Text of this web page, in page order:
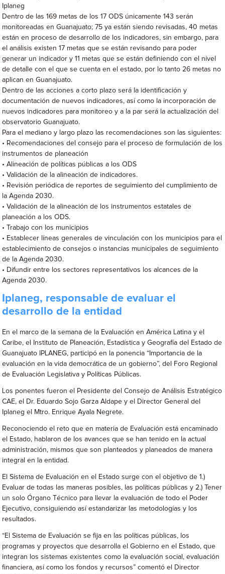
Iplaneg
Dentro de las 169 metas de los 17 ODS únicamente 143 serán
monitoreadas en Guanajuato; 75 ya están siendo revisadas, 40 metas
están en proceso de desarrollo de los indicadores, sin embargo, para
el análisis existen 17 metas que se están revisando para poder
generar un indicador y 11 metas que se están definiendo con el nivel
de detalle con el que se cuenta en el estado, por lo tanto 26 metas no
aplican en Guanajuato.
Dentro de las acciones a corto plazo será la identificación y
documentación de nuevos indicadores, así como la incorporación de
nuevos indicadores para monitoreo y a la par será la actualización del
observatorio Guanajuato.
Para el mediano y largo plazo las recomendaciones son las siguientes:
• Recomendaciones del consejo para el proceso de formulación de los
instrumentos de planeación
• Alineación de políticas públicas a los ODS
• Validación de la alineación de indicadores.
• Revisión periódica de reportes de seguimiento del cumplimiento de
la Agenda 2030.
• Validación de la alineación de los instrumentos estatales de
planeación a los ODS.
• Trabajo con los municipios
• Establecer líneas generales de vinculación con los municipios para el
establecimiento de consejos o instancias municipales de seguimiento
de la Agenda 2030.
• Difundir entre los sectores representativos los alcances de la
Agenda 2030.
Iplaneg, responsable de evaluar el
desarrollo de la entidad
En el marco de la semana de la Evaluación en América Latina y el
Caribe, el Instituto de Planeación, Estadística y Geografía del Estado de
Guanajuato IPLANEG, participó en la ponencia “Importancia de la
evaluación en la vida democrática de un gobierno”, del Foro Regional
de Evaluación Legislativa y Políticas Públicas.
Los ponentes fueron el Presidente del Consejo de Análisis Estratégico
CAE, el Dr. Eduardo Sojo Garza Aldape y el Director General del
Iplaneg el Mtro. Enrique Ayala Negrete.
Reconociendo el reto que en materia de Evaluación está encaminado
el Estado, hablaron de los avances que se han tenido en la actual
administración, mismos que son planteados y planeados de manera
integral en la entidad.
El Sistema de Evaluación en el Estado surge con el objetivo de 1.)
Evaluar de todas las maneras posibles, las políticas públicas y 2.) Tener
un solo Órgano Técnico para llevar la evaluación de todo el Poder
Ejecutivo, consiguiendo así estandarizar las metodologías y los
resultados.
“El Sistema de Evaluación se fija en las políticas públicas, los
programas y proyectos que desarrolla el Gobierno en el Estado, que
integran los sistemas existentes como la evaluación social, evaluación
financiera, así como los fondos y recursos” comentó el Director